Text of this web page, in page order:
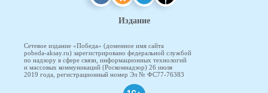
Издание
Сетевое издание «Победа» (доменное имя сайта
pobeda-aksay.ru) зарегистрировано федеральной службой
по надзору в сфере связи, информационных технологий
и массовых коммуникаций (Роскомнадзор) 26 июля
2019 года, регистрационный номер Эл № ФС77-76383